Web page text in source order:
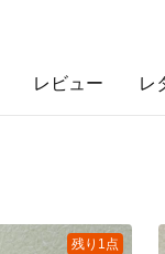
レビュー レ
残り1点